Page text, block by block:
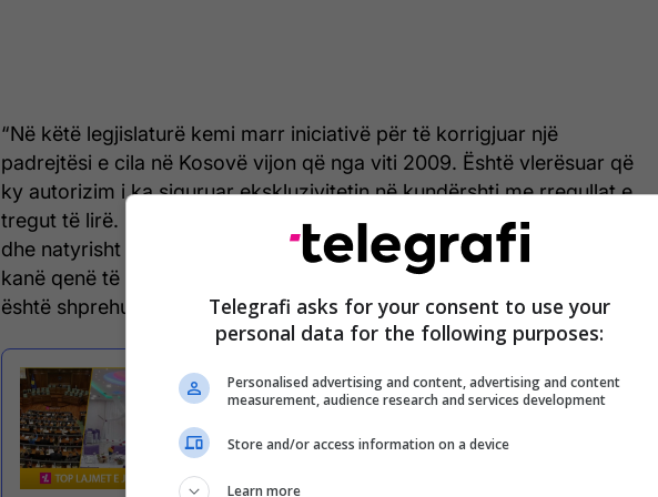
“Në këtë legjislaturë kemi marr iniciativë për të korrigjuar një
padrejtësi e cila në Kosovë vijon që nga viti 2009. Është vlerësuar që
ky autorizim i ka siguruar ekskluzivitetin në kundërshti me rregullat e
tregut të lirë. Ka pasur vërejtje dhe reagim nga Bashkimin Evropian
dhe natyrisht shkelje të të drejtave të konsumatorëve për faktin se
kanë qenë të udhëzuar të kryejnë shërbime vetëm te një operator”,
është shprehur Kusari-Lila.
Votimi për heqjen e homologimit,
finalizimi i manualit për mbajtjen e
Telegrafi asks for your consent to use your
personal data for the following purposes:
Personalised advertising and content, advertising and content
measurement, audience research and services development
Store and/or access information on a device
Learn more